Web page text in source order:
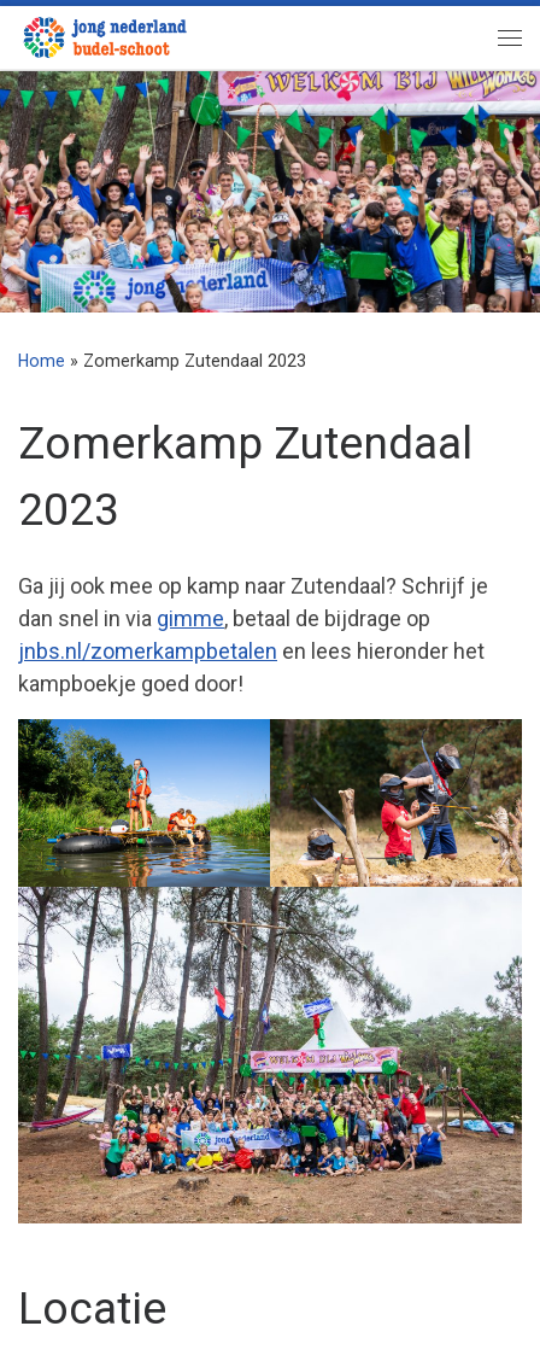
Ga naar inhoud
Home » Zomerkamp Zutendaal 2023
Zomerkamp Zutendaal
2023
Ga jij ook mee op kamp naar Zutendaal? Schrijf je
dan snel in via gimme, betaal de bijdrage op
jnbs.nl/zomerkampbetalen en lees hieronder het
kampboekje goed door!
Locatie